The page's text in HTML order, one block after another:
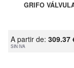
GRIFO
A partir de: 309.37
SIN IVA